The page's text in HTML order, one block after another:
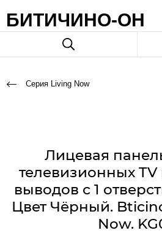
БИТИЧИНО-ОН
Серия Living Now
Лицевая
телевизионных
выводов с 1
Цвет Чёрный.
Now.